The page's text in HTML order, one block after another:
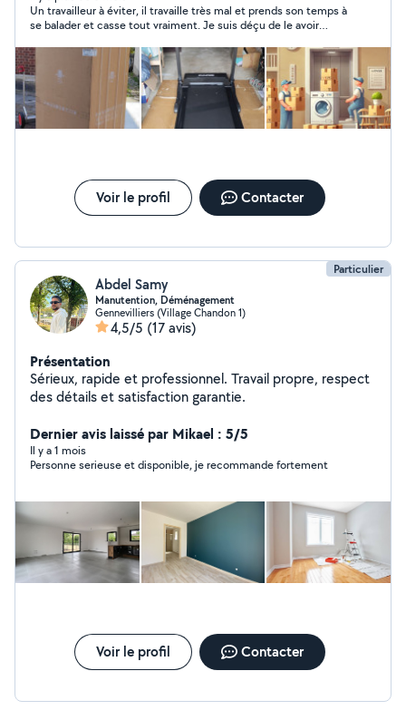
Un travailleur à éviter, il travaille très mal et prends son temps à
se balader et casse tout vraiment. Je suis déçu de le avoir
que moi.
Voir le profil Contacter
Particulier
Abdel Samy
Manutention, Déménagement
Gennevilliers (Village Chandon 1)
4,5/5 (17 avis)
Présentation
Sérieux, rapide et professionnel. Travail propre, respect
des détails et satisfaction garantie.
Dernier avis laissé par Mikael : 5/5
Il y a 1 mois
Personne serieuse et disponible, je recommande fortement
Voir le profil Contacter